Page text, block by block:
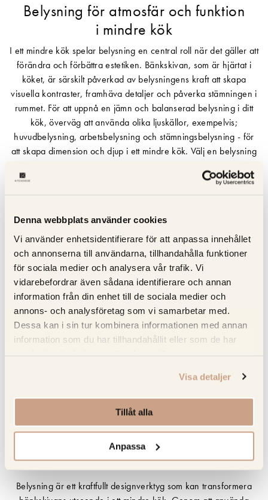
Denna webbplats använder cookies
Vi använder enhetsidentifierare för att anpassa innehållet
och annonserna till användarna, tillhandahålla funktioner
för sociala medier och analysera vår trafik. Vi
vidarebefordrar även sådana identifierare och annan
information från din enhet till de sociala medier och
annons- och analysföretag som vi samarbetar med.
Dessa kan i sin tur kombinera informationen med annan
information som du har tillhandahållit eller som de har
Visa detaljer
Tillåt alla
Anpassa
Belysning för atmosfär och funktion
i mindre kök
I ett mindre kök spelar belysning en central roll när det gäller att
förändra och förbättra estetiken. Bänkskivan, som är hjärtat i
köket, är särskilt påverkad av belysningens kraft att skapa
visuella kontraster, framhäva detaljer och påverka stämningen i
rummet. För att uppnå en jämn och balanserad belysning i ditt
kök, överväg att använda olika ljuskällor, exempelvis;
huvudbelysning, arbetsbelysning och stämningsbelysning - för
att skapa dimension och djup i ett mindre kök. Välj en belysning
tillräckligt med belysning för att arbeta i köket.
funktionell och stämningsfull belysning. I ett litet kök är rätt
belysning avgörande för att skapa en funktionell och trivsam
miljö. Genom att använda strategiska ljuskällor kan du öppna
upp utrymmet och göra att det känns större och mer inbjudande.
Tillåt ljuset reflektera och framhäva din bänkskivas yta, nyanser
och mönster samtidigt som det får köket att kännas större.
belysningens inverkan på bänkskivans utseende. Varmt ljus
(gulaktigt) kan skapa en mysig och inbjudande atmosfär, medan
ytbehandling. Genom att använda belysning för att betona
visuell inriktning. Till exempel kan riktade spotlights framhäva
matlagningszonen eller arbetsytan, medan diffust ljus kan skapa
en jämn belysning över hela ytan. Denna teknik hjälper till att
skapa en effektiv arbetsplats och riktar blicken mot de områden
som behöver mest uppmärksamhet.
Belysning är ett kraftfullt designverktyg som kan transformera